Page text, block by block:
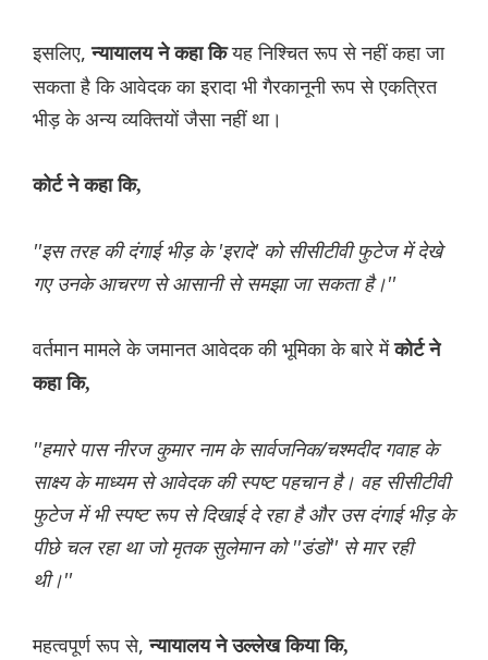
इसलिए,न्यायालय ने कहा कियह निश्चित रूप से नहीं कहा जा
सकता है कि आवेदक का इरादा भी गैरकानूनी रूप से एकत्रित
भीड़ के अन्य व्यक्तियों जैसा नहीं था।
कोर्ट ने कहा कि,
''इस तरह की दंगाई भीड़ के 'इरादे' को सीसीटीवी फुटेज में देखे
गए उनके आचरण से आसानी से समझा जा सकता है।''
वर्तमान मामले के जमानत आवेदक की भूमिका के बारे मेंकोर्ट ने
कहा कि,
''हमारे पास नीरज कुमार नाम के सार्वजनिक/चश्मदीद गवाह के
साक्ष्य के माध्यम से आवेदक की स्पष्ट पहचान है। वह सीसीटीवी
फुटेज में भी स्पष्ट रूप से दिखाई दे रहा है और उस दंगाई भीड़ के
पीछे चल रहा था जो मृतक सुलेमान को ''डंडों'' से मार रही
थी।''
महत्वपूर्ण रूप से,न्यायालय ने उल्लेख किया कि,